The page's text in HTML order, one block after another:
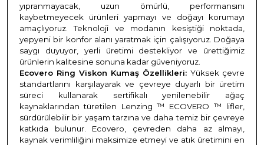
yıpranmayacak, uzun ömürlü, performansını
kaybetmeyecek ürünleri yapmayı ve doğayı korumayı
amaçlıyoruz. Teknoloji ve modanın kesiştiği noktada,
yepyeni bir konfor alanı yaratmak için çalışıyoruz. Doğaya
saygı duyuyor, yerli üretimi destekliyor ve ürettiğimiz
ürünlerin kalitesine sonuna kadar güveniyoruz.
Ecovero Ring Viskon Kumaş Özellikleri: Yüksek çevre
standartlarını karşılayarak ve çevreye duyarlı bir üretim
süreci kullanarak sertifikalı yenilenebilir ağaç
kaynaklarından türetilen Lenzing ™ ECOVERO ™ lifler,
sürdürülebilir bir yaşam tarzına ve daha temiz bir çevreye
katkıda bulunur. Ecovero, çevreden daha az almayı,
kaynak verimliliğini maksimize etmeyi ve atık üretimini en